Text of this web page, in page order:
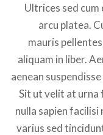
Ultrices sed cum
arcu platea.
mauris
aliquam in liber.
aenean
Sit ut velit at urna
nulla sapien
varius sed